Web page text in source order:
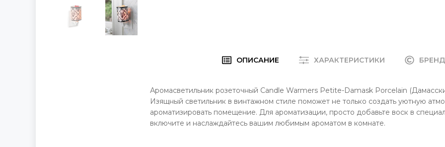
ОПИСАНИЕ ХАРАКТЕРИСТИКИ БРЕНД
Аромасветильник розеточный Candle Warmers Petite-Damask Porcelain
Изящный светильник в винтажном стиле поможет не только создать уютную
ароматизировать помещение. Для ароматизации, просто добавьте воск в
включите и наслаждайтесь вашим любимым ароматом в комнате.